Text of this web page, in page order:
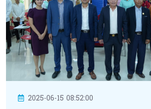
2025-06-15 08:52:00